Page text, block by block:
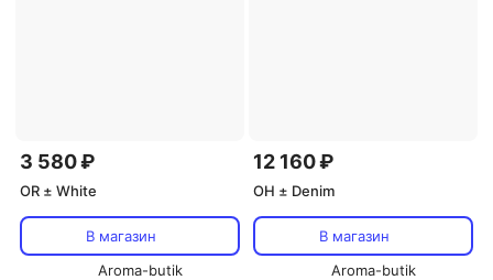
3 580 ₽
OR ± White
В магазин
Aroma-butik
12 160 ₽
OH ± Denim
В магазин
Aroma-butik